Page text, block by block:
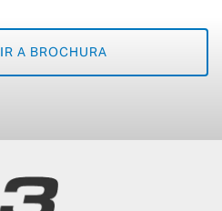
A BROCHURA